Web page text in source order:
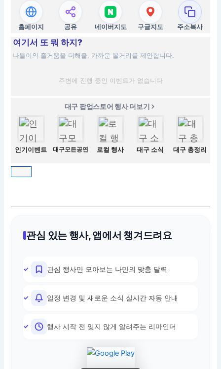
홈페이지 공유 네이버지도 구글지도 주소복사
여기서 또 뭐 하지?
나들이의 즐거움을 더해줄, 가까운 볼거리를 제안합니다.
주변에 진행 중인 이벤트가 없습니다
대구 팝업스토어 행사 더보기
인기이벤트 대구모든공연 로컬 행사 대구 소식 대구 총정리
관심 있는 행사, 앱에서 챙겨드려요
관심 행사만 모아보는 나만의 맞춤 달력
일정 변경 및 새로운 소식 실시간 자동 안내
행사 시작 전 잊지 않게 알려주는 리마인더